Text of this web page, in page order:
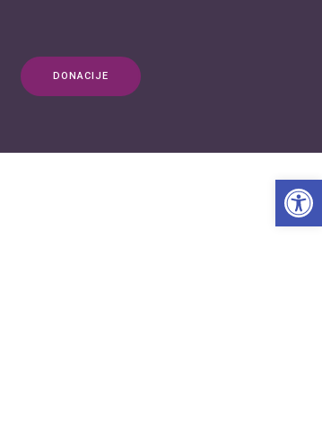
DONACIJE